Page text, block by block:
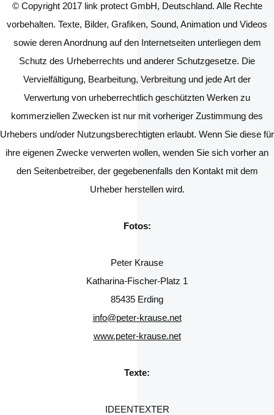
© Copyright 2017 link protect GmbH, Deutschland. Alle Rechte
vorbehalten. Texte, Bilder, Grafiken, Sound, Animation und Videos
sowie deren Anordnung auf den Internetseiten unterliegen dem
Schutz des Urheberrechts und anderer Schutzgesetze. Die
Vervielfältigung, Bearbeitung, Verbreitung und jede Art der
Verwertung von urheberrechtlich geschützten Werken zu
kommerziellen Zwecken ist nur mit vorheriger Zustimmung des
Urhebers und/oder Nutzungsberechtigten erlaubt. Wenn Sie diese für
ihre eigenen Zwecke verwerten wollen, wenden Sie sich vorher an
den Seitenbetreiber, der gegebenenfalls den Kontakt mit dem
Urheber herstellen wird.
Fotos:
Peter Krause
Katharina-Fischer-Platz 1
85435 Erding
info@peter-krause.net
www.peter-krause.net
Texte:
IDEENTEXTER